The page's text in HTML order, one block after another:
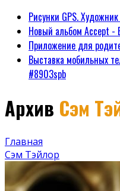
Рисунки GPS.
Новый альбом Accept -
Приложение для
Выставка мобильных
#8903spb
Архив Сэм
Главная
Сэм Тэйлор